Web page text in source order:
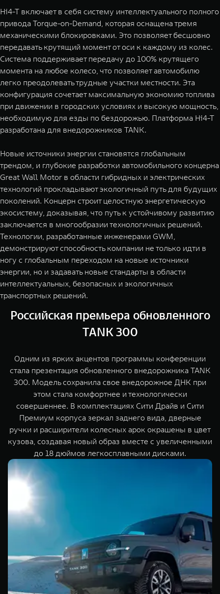
Hi4-T включает в себя систему интеллектуального полного
привода Torque-on-Demand, которая оснащена тремя
механическими блокировками. Это позволяет бесшовно
передавать крутящий момент от оси к каждому из колес.
Система поддерживает передачу до 100% крутящего
момента на любое колесо, что позволяет автомобилю
легко преодолевать трудные участки местности. Эта
конфигурация сочетает максимальную экономию топлива
при движении в городских условиях и высокую мощность,
необходимую для езды по бездорожью. Платформа Hi4-T
разработана для внедорожников TANK.
Новые источники энергии становятся глобальным
трендом, и глубокие разработки автомобильного концерна
Great Wall Motor в области гибридных и электрических
технологий прокладывают экологичный путь для будущих
поколений. Концерн строит целостную энергетическую
экосистему, доказывая, что путь к устойчивому развитию
заключается в многообразии технологичных решений.
Технологии, разработанные инженерами GWM,
демонстрируют способность компании не только идти в
ногу с глобальным переходом на новые источники
энергии, но и задавать новые стандарты в области
интеллектуальных, безопасных и экологичных
транспортных решений.
Российская премьера обновленного
TANK 300
Одним из ярких акцентов программы конференции
стала презентация обновленного внедорожника TANK
300. Модель сохранила свое внедорожное ДНК при
этом стала комфортнее и технологически
совершеннее. В комплектациях Сити Драйв и Сити
Премиум корпуса зеркал заднего вида, дверные
ручки и расширители колесных арок окрашены в цвет
кузова, создавая новый образ вместе с увеличенными
до 18 дюймов легкосплавными дисками.